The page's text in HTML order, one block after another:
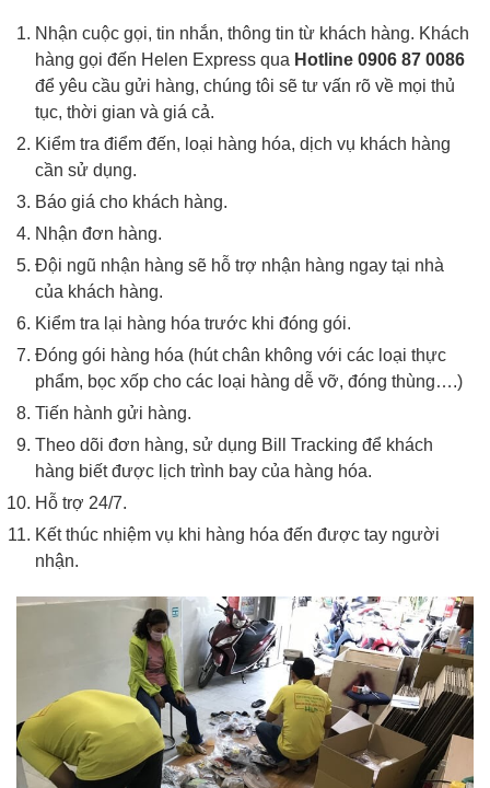
Nhận cuộc gọi, tin nhắn, thông tin từ khách hàng. Khách
hàng gọi đến Helen Express qua Hotline 0906 87 0086
để yêu cầu gửi hàng, chúng tôi sẽ tư vấn rõ về mọi thủ
tục, thời gian và giá cả.
Kiểm tra điểm đến, loại hàng hóa, dịch vụ khách hàng
cần sử dụng.
Báo giá cho khách hàng.
Nhận đơn hàng.
Đội ngũ nhận hàng sẽ hỗ trợ nhận hàng ngay tại nhà
của khách hàng.
Kiểm tra lại hàng hóa trước khi đóng gói.
Đóng gói hàng hóa (hút chân không với các loại thực
phẩm, bọc xốp cho các loại hàng dễ vỡ, đóng thùng….)
Tiến hành gửi hàng.
Theo dõi đơn hàng, sử dụng Bill Tracking để khách
hàng biết được lịch trình bay của hàng hóa.
Hỗ trợ 24/7.
Kết thúc nhiệm vụ khi hàng hóa đến được tay người
nhận.